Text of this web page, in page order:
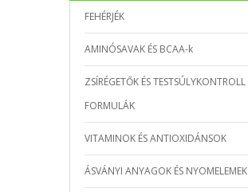
FEHÉRJÉK
AMINÓSAVAK ÉS BCAA-k
ZSÍRÉGETŐK ÉS TESTSÚLYKONTROLL
FORMULÁK
VITAMINOK ÉS ANTIOXIDÁNSOK
ÁSVÁNYI ANYAGOK ÉS NYOMELEMEK